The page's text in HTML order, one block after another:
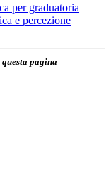
per graduatoria
e percezione
pagina